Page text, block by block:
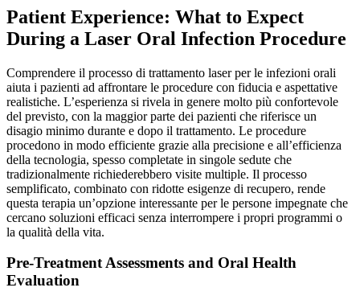
Patient Experience: What to Expect
During a Laser Oral Infection Procedure
Comprendere il processo di trattamento laser per le infezioni orali
aiuta i pazienti ad affrontare le procedure con fiducia e aspettative
realistiche. L’esperienza si rivela in genere molto più confortevole
del previsto, con la maggior parte dei pazienti che riferisce un
disagio minimo durante e dopo il trattamento. Le procedure
procedono in modo efficiente grazie alla precisione e all’efficienza
della tecnologia, spesso completate in singole sedute che
tradizionalmente richiederebbero visite multiple. Il processo
semplificato, combinato con ridotte esigenze di recupero, rende
questa terapia un’opzione interessante per le persone impegnate che
cercano soluzioni efficaci senza interrompere i propri programmi o
la qualità della vita.
Pre-Treatment Assessments and Oral Health
Evaluation